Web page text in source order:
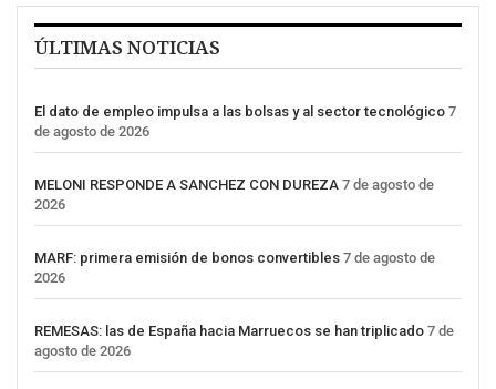
ÚLTIMAS NOTICIAS
El dato de empleo impulsa a las bolsas y al sector tecnológico 7
de agosto de 2026
MELONI RESPONDE A SANCHEZ CON DUREZA 7 de agosto de
2026
MARF: primera emisión de bonos convertibles 7 de agosto de
2026
REMESAS: las de España hacia Marruecos se han triplicado 7 de
agosto de 2026